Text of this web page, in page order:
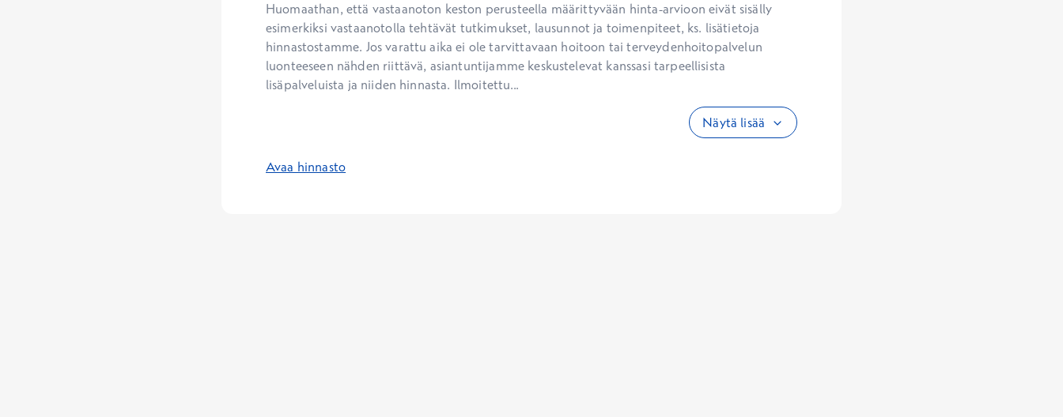
Huomaathan, että vastaanoton keston perusteella määrittyvään hinta-arvioon eivät sisälly
esimerkiksi vastaanotolla tehtävät tutkimukset, lausunnot ja toimenpiteet, ks. lisätietoja
hinnastostamme. Jos varattu aika ei ole tarvittavaan hoitoon tai terveydenhoitopalvelun
luonteeseen nähden riittävä, asiantuntijamme keskustelevat kanssasi tarpeellisista
lisäpalveluista ja niiden hinnasta. Ilmoitettu...
Näytä lisää
Avaa hinnasto